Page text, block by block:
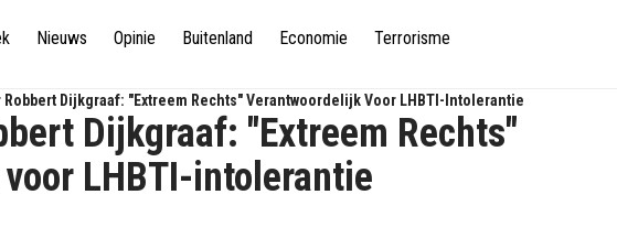
Nieuws Opinie Buitenland Economie Terrorisme
Robbert Dijkgraaf: "Extreem Rechts" Verantwoordelijk Voor LHBTI-Intolerantie
Dijkgraaf: "Extreem Rechts"
LHBTI-intolerantie